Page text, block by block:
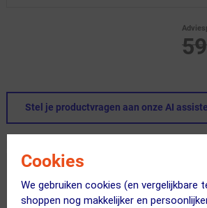
Cookies
We gebruiken cookies (en vergelijkbare
shoppen nog makkelijker en
Stel je productvragen aan onze AI